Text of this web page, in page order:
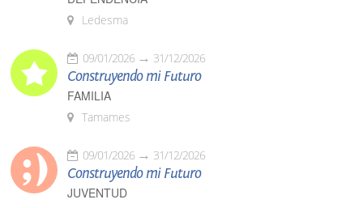
Ledesma
09/01/2026 31/12/2026
Construyendo mi Futuro
FAMILIA
Tamames
09/01/2026 31/12/2026
Construyendo mi Futuro
JUVENTUD